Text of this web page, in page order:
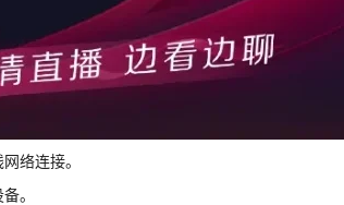
络连接。
。